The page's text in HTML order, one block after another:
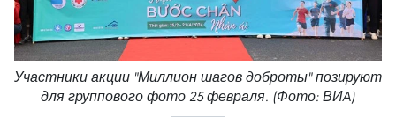
Участники акции "Миллион шагов доброты" позируют
для группового фото 25 февраля. (Фото: ВИA)